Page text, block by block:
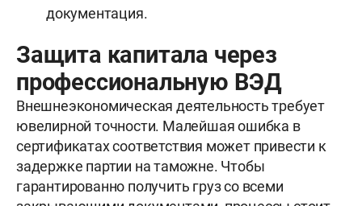
документация.
Защита капитала через
профессиональную ВЭД
Внешнеэкономическая деятельность требует
ювелирной точности. Малейшая ошибка в
сертификатах соответствия может привести к
задержке партии на таможне. Чтобы
гарантированно получить груз со всеми